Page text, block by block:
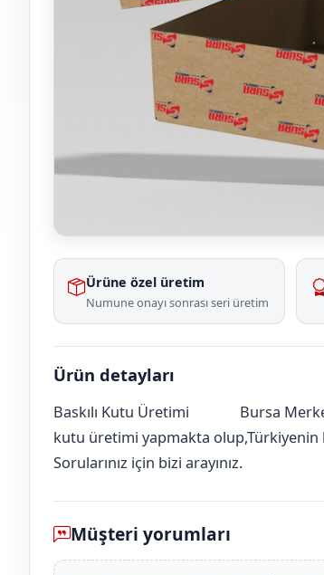
Ürüne özel üretim
Numune onayı sonrası seri üretim
Ürün detayları
Baskılı Kutu Üretimi
Bursa
kutu üretimi yapmakta olup,Türkiyenin
Sorularınız için bizi arayınız.
Müşteri yorumları